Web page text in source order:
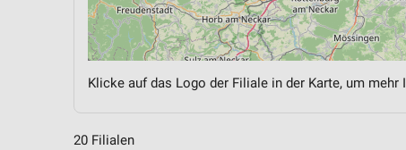
Klicke auf das Logo der Filiale in der Karte, um
20 Filialen